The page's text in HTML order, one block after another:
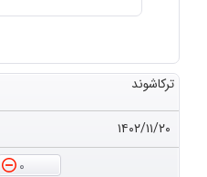
ترکاشوند
۱۴۰۲/۱۱/۲۰
0